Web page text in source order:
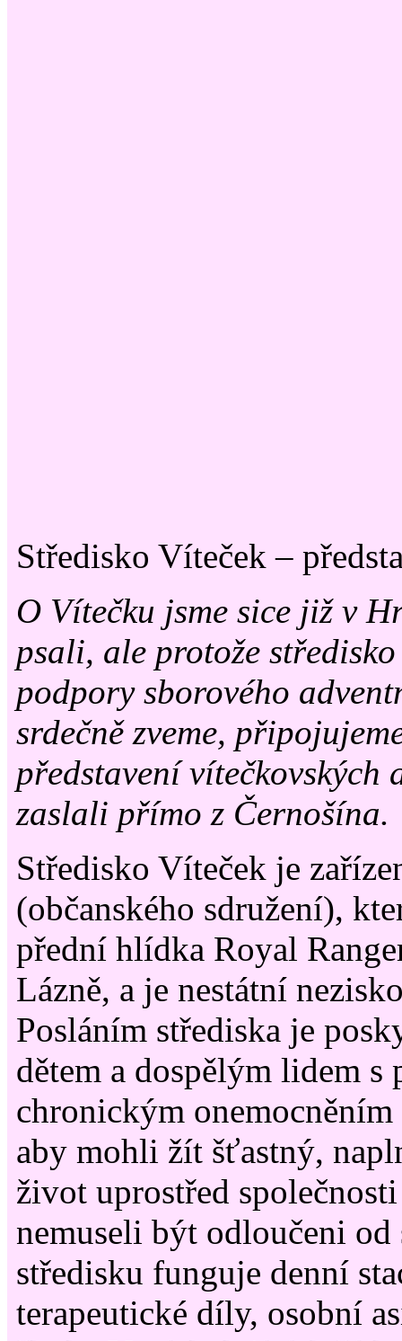
Středisko Víteček –
O Vítečku jsme sice již v
psali, ale protože
podpory sborového
srdečně zveme,
představení vítečkovských
zaslali přímo z Černošína.
Středisko Víteček je
(občanského sdružení),
přední hlídka Royal
Lázně, a je nestátní
Posláním střediska je
dětem a dospělým lidem s
chronickým
aby mohli žít šťastný,
život uprostřed
nemuseli být odloučeni od
středisku funguje denní
terapeutické díly, osobní